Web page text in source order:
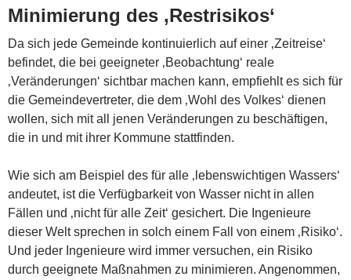
Minimierung des ‚Restrisikos‘
Da sich jede Gemeinde kontinuierlich auf einer ‚Zeitreise‘
befindet, die bei geeigneter ‚Beobachtung‘ reale
‚Veränderungen‘ sichtbar machen kann, empfiehlt es sich für
die Gemeindevertreter, die dem ‚Wohl des Volkes‘ dienen
wollen, sich mit all jenen Veränderungen zu beschäftigen,
die in und mit ihrer Kommune stattfinden.
Wie sich am Beispiel des für alle ‚lebenswichtigen Wassers‘
andeutet, ist die Verfügbarkeit von Wasser nicht in allen
Fällen und ‚nicht für alle Zeit‘ gesichert. Die Ingenieure
dieser Welt sprechen in solch einem Fall von einem ‚Risiko‘.
Und jeder Ingenieure wird immer versuchen, ein Risiko
durch geeignete Maßnahmen zu minimieren. Angenommen,